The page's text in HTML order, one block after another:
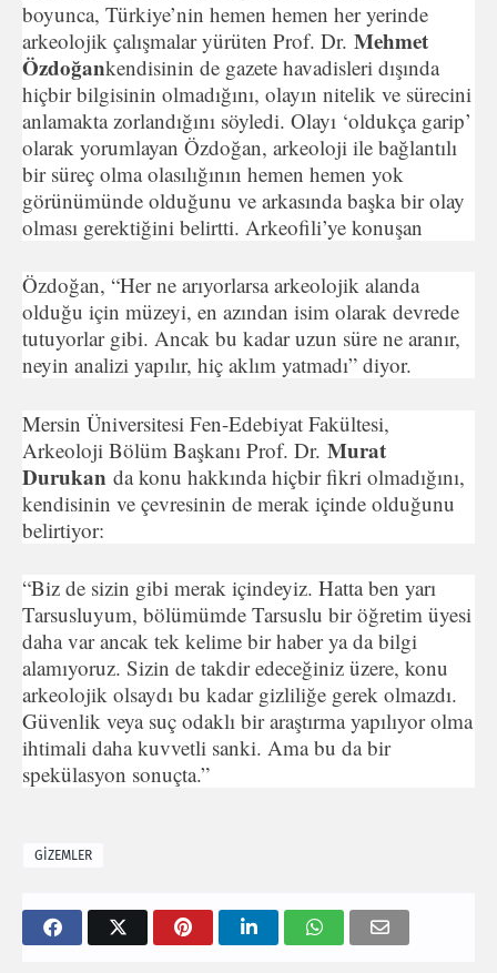
boyunca, Türkiye’nin hemen hemen her yerinde
arkeolojik çalışmalar yürüten Prof. Dr. Mehmet
Özdoğankendisinin de gazete havadisleri dışında
hiçbir bilgisinin olmadığını, olayın nitelik ve sürecini
anlamakta zorlandığını söyledi. Olayı ‘oldukça garip’
olarak yorumlayan Özdoğan, arkeoloji ile bağlantılı
bir süreç olma olasılığının hemen hemen yok
görünümünde olduğunu ve arkasında başka bir olay
olması gerektiğini belirtti. Arkeofili’ye konuşan
Özdoğan, “Her ne arıyorlarsa arkeolojik alanda
olduğu için müzeyi, en azından isim olarak devrede
tutuyorlar gibi. Ancak bu kadar uzun süre ne aranır,
neyin analizi yapılır, hiç aklım yatmadı” diyor.
Mersin Üniversitesi Fen-Edebiyat Fakültesi,
Arkeoloji Bölüm Başkanı Prof. Dr. Murat
Durukan da konu hakkında hiçbir fikri olmadığını,
kendisinin ve çevresinin de merak içinde olduğunu
belirtiyor:
“Biz de sizin gibi merak içindeyiz. Hatta ben yarı
Tarsusluyum, bölümümde Tarsuslu bir öğretim üyesi
daha var ancak tek kelime bir haber ya da bilgi
alamıyoruz. Sizin de takdir edeceğiniz üzere, konu
arkeolojik olsaydı bu kadar gizliliğe gerek olmazdı.
Güvenlik veya suç odaklı bir araştırma yapılıyor olma
ihtimali daha kuvvetli sanki. Ama bu da bir
spekülasyon sonuçta.”
GİZEMLER